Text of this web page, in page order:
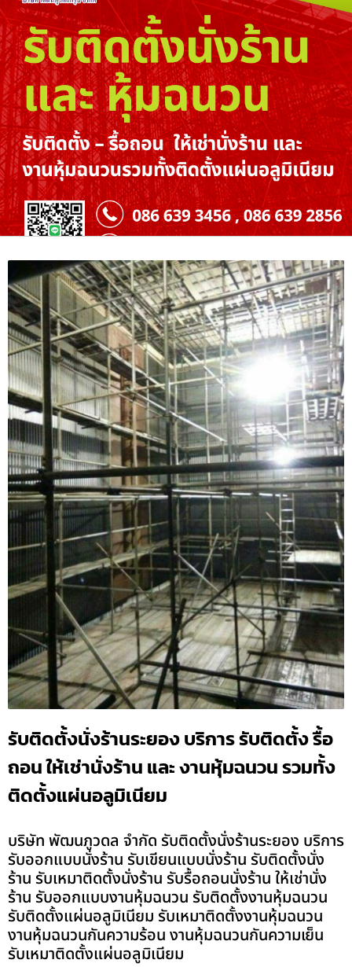
รับติดตั้งนั่งร้านระยอง บริการ รับติดตั้ง รื้อ
ถอน ให้เช่านั่งร้าน และ งานหุ้มฉนวน รวมทั้ง
ติดตั้งแผ่นอลูมิเนียม
บริษัท พัฒนภูวดล จำกัด รับติดตั้งนั่งร้านระยอง บริการ
รับออกแบบนั่งร้าน รับเขียนแบบนั่งร้าน รับติดตั้งนั่ง
ร้าน รับเหมาติดตั้งนั่งร้าน รับรื้อถอนนั่งร้าน ให้เช่านั่ง
ร้าน รับออกแบบงานหุ้มฉนวน รับติดตั้งงานหุ้มฉนวน
รับติดตั้งแผ่นอลูมิเนียม รับเหมาติดตั้งงานหุ้มฉนวน
งานหุ้มฉนวนกันความร้อน งานหุ้มฉนวนกันความเย็น
รับเหมาติดตั้งแผ่นอลูมิเนียม